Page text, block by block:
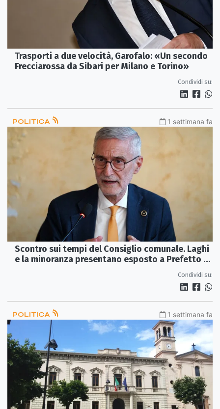
Trasporti a due velocità, Garofalo: «Un secondo
Frecciarossa da Sibari per Milano e Torino»
Condividi su:
POLITICA 1 settimana fa
Scontro sui tempi del Consiglio comunale. Laghi
e la minoranza presentano esposto a Prefetto e
Condividi su:
POLITICA 1 settimana fa